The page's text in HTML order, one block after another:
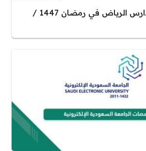
ساعات دوام مدارس الرياض في رمضان 1447 /